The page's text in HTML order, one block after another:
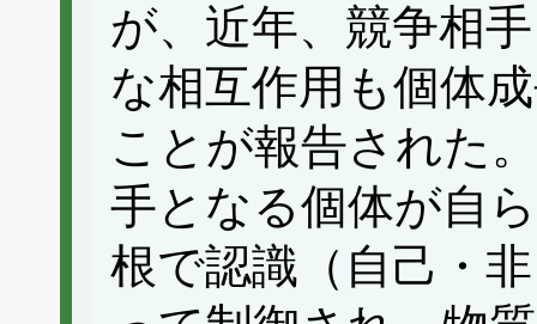
が、近年、競争相
な相互作用も個体
ことが報告された
手となる個体が自
根で認識（自己・